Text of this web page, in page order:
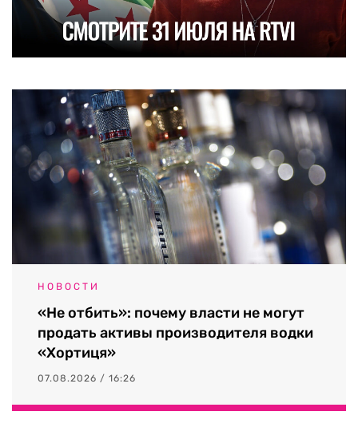
НОВОСТИ
«Не отбить»: почему власти не могут
продать активы производителя водки
«Хортиця»
07.08.2026 / 16:26